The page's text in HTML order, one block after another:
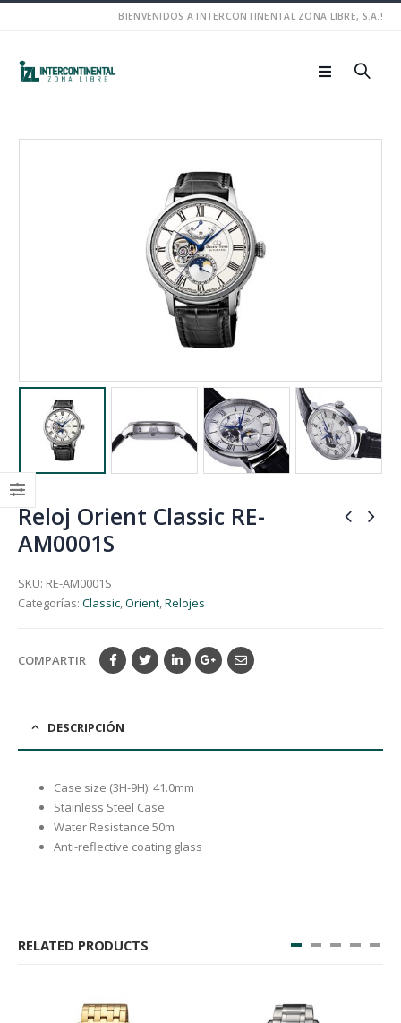
BIENVENIDOS A INTERCONTINENTAL ZONA LIBRE, S.A.!
Reloj Orient Classic RE-
AM0001S
SKU: RE-AM0001S
Categorías: Classic,Orient,Relojes
COMPARTIR
DESCRIPCIÓN
Case size (3H-9H): 41.0mm
Stainless Steel Case
Water Resistance 50m
Anti-reflective coating glass
RELATED PRODUCTS